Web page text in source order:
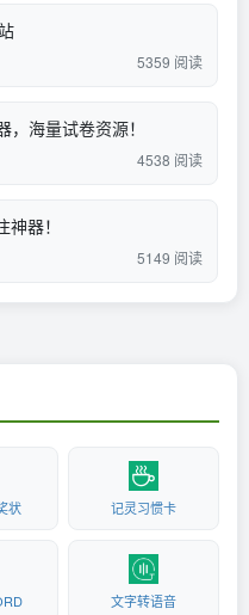
5359 阅读
海量试卷资源！
4538 阅读
器！
5149 阅读
状 记灵习惯卡
文字转语音